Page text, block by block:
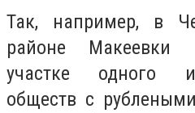
Так, например, в
районе Макеевки
участке одного
обществ с